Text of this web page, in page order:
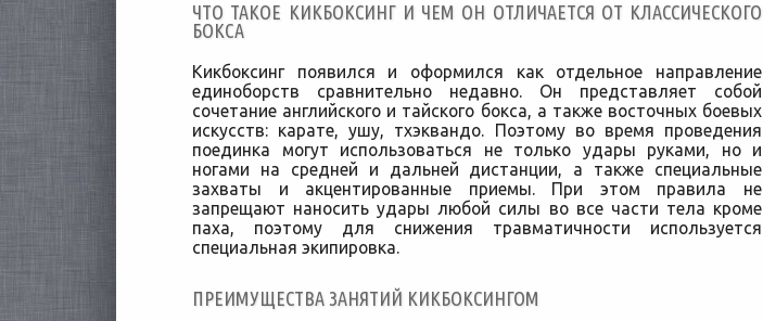
ЧТО ТАКОЕ КИКБОКСИНГ И ЧЕМ ОН ОТЛИЧАЕТСЯ ОТ КЛАССИЧЕСКОГО
БОКСА
Кикбоксинг появился и оформился как отдельное направление
единоборств сравнительно недавно. Он представляет собой
сочетание английского и тайского бокса, а также восточных боевых
искусств: карате, ушу, тхэквандо. Поэтому во время проведения
поединка могут использоваться не только удары руками, но и
ногами на средней и дальней дистанции, а также специальные
захваты и акцентированные приемы. При этом правила не
запрещают наносить удары любой силы во все части тела кроме
паха, поэтому для снижения травматичности используется
специальная экипировка.
ПРЕИМУЩЕСТВА ЗАНЯТИЙ КИКБОКСИНГОМ